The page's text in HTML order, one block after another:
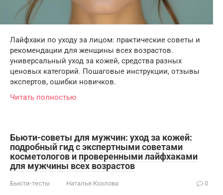
Лайфхаки по уходу за лицом: практические советы и
рекомендации для женщины всех возрастов.
универсальный уход за кожей, средства разных
ценовых категорий. Пошаговые инструкции, отзывы
экспертов, ошибки новичков.
Читать полностью
Бьюти-советы для мужчин: уход за кожей:
подробный гид с экспертными советами
косметологов и проверенными лайфхаками
для мужчины всех возрастов
Бьюти-тесты Наталья Козлова 0